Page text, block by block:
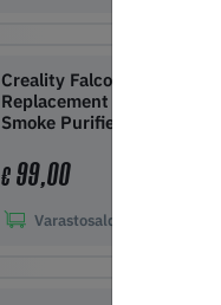
Creality Falcon
Replacement Filter for
Smoke Purifier
€99,00
Varastosaldo